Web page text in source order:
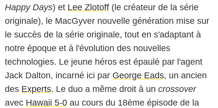
Happy Days) et Lee Zlotoff (le créateur de la série
originale), le MacGyver nouvelle génération mise sur
le succès de la série originale, tout en s'adaptant à
notre époque et à l'évolution des nouvelles
technologies. Le jeune héros est épaulé par l'agent
Jack Dalton, incarné ici par George Eads, un ancien
des Experts. Le duo a même droit à un crossover
avec Hawaii 5-0 au cours du 18ème épisode de la